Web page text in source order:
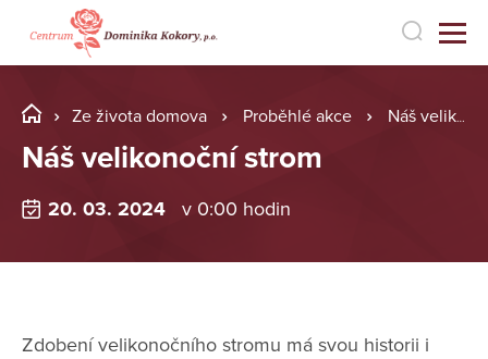
Ze života domova Proběhlé akce Náš velikonoční strom
Náš velikonoční strom
20. 03. 2024 v 0:00 hodin
Zdobení velikonočního stromu má svou historii i